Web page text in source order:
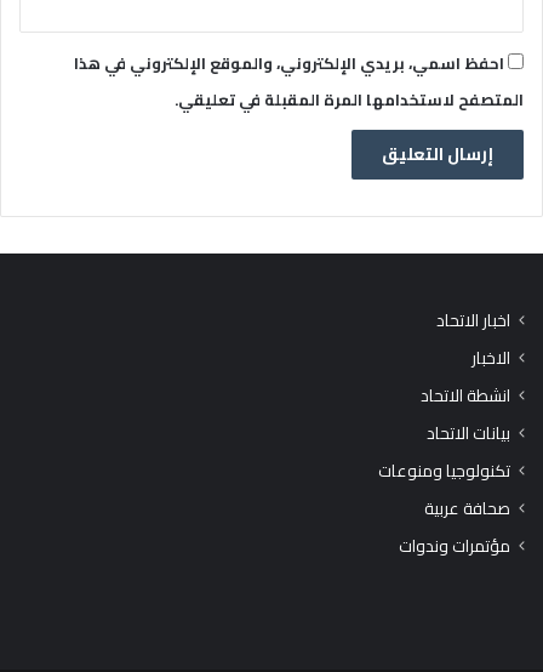
احفظ اسمي، بريدي الإلكتروني، والموقع الإلكتروني في هذا
المتصفح لاستخدامها المرة المقبلة في تعليقي.
اخبار الاتحاد
الاخبار
انشطة الاتحاد
بيانات الاتحاد
تكنولوجيا ومنوعات
صحافة عربية
مؤتمرات وندوات